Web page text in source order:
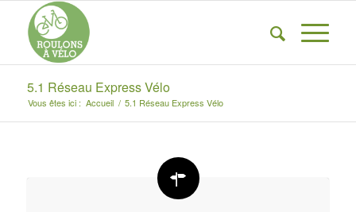
5.1 Réseau Express Vélo
Vous êtes ici : Accueil / 5.1 Réseau Express Vélo